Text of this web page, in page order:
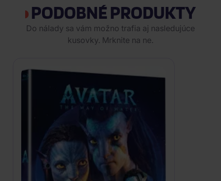
PODOBNÉ PRODUKTY
Do nálady sa vám možno trafia aj nasledujúce
kusovky. Mrknite na ne.